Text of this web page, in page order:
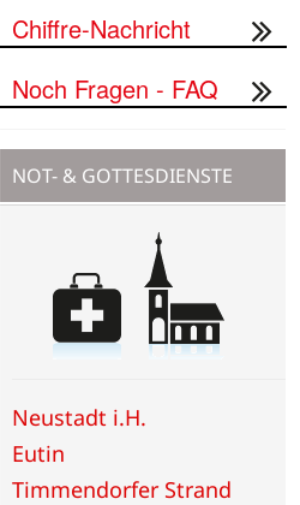
Chiffre-Nachricht
Noch Fragen - FAQ
NOT- & GOTTESDIENSTE
Neustadt i.H.
Eutin
Timmendorfer Strand